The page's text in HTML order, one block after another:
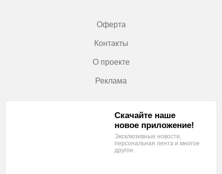
Оферта
Контакты
О проекте
Реклама
Скачайте наше
новое приложение!
Эксклюзивные новости,
персональная лента и многое
другое.